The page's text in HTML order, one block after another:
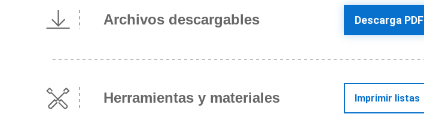
Archivos descargables Descarga PDF
Herramientas y materiales Imprimir listas